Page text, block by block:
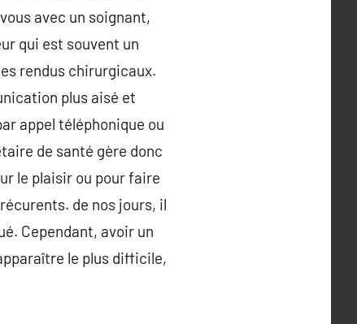
avec un soignant,
qui est souvent un
rendus chirurgicaux.
plus aisé et
appel téléphonique ou
de santé gère donc
le plaisir ou pour faire
de nos jours, il
Cependant, avoir un
le plus difficile,